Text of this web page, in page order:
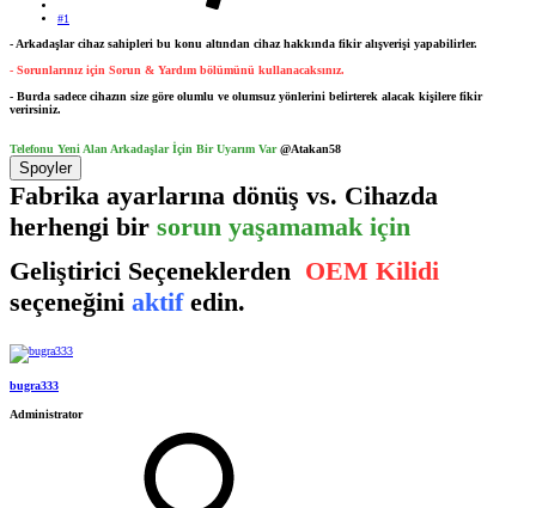
#1
- Arkadaşlar cihaz sahipleri bu konu altından cihaz hakkında fikir alışverişi yapabilirler.
- Sorunlarınız için Sorun & Yardım bölümünü kullanacaksınız.
- Burda sadece cihazın size göre olumlu ve olumsuz yönlerini belirterek alacak kişilere fikir
verirsiniz.
Telefonu Yeni Alan Arkadaşlar İçin Bir Uyarım Var@Atakan58
Spoyler
Fabrika ayarlarına dönüş vs. Cihazda
herhengi bir sorun yaşamamak için
Geliştirici Seçeneklerden OEM Kilidi
seçeneğini aktifedin.
bugra333
Administrator